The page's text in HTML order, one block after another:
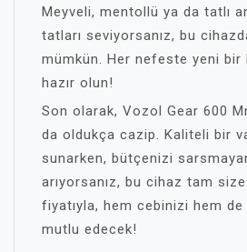
Meyveli, mentollü ya da tatlı
tatları seviyorsanız, bu
mümkün. Her nefeste yeni bir
hazır olun!
Son olarak, Vozol Gear 600
da oldukça cazip. Kaliteli bir
sunarken, bütçenizi
arıyorsanız, bu cihaz tam
fiyatıyla, hem cebinizi hem
mutlu edecek!